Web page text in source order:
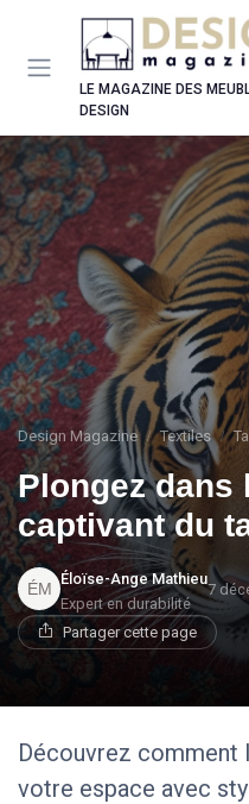
LE MAGAZINE DES
DESIGN
Design Magazine Textiles
Plongez dans
captivant du
Éloïse-Ange Mathieu
Expert en durabilité
7
Partager cette page
Découvrez
votre espace avec
Panneau de gestion des